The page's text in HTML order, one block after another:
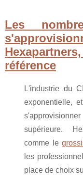
Les
référence
L'industrie du
exponentielle,
supérieure.
comme le
les
place de choix